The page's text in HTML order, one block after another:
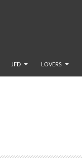
JFD LOVERS